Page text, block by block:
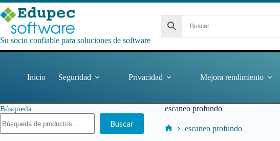
Saltar
al
contenido
Su socio confiable para soluciones de software
Inicio Seguridad Privacidad Mejora rendimiento
escaneo profundo
escaneo profundo
Búsqueda
Buscar